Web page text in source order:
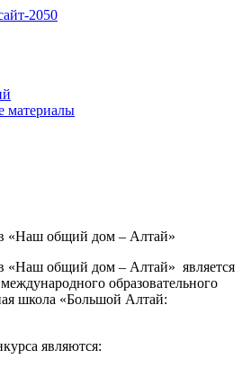
материалы
«Наш общий дом – Алтай»
«Наш общий дом – Алтай» является
образовательного
школа «Большой Алтай:
являются: